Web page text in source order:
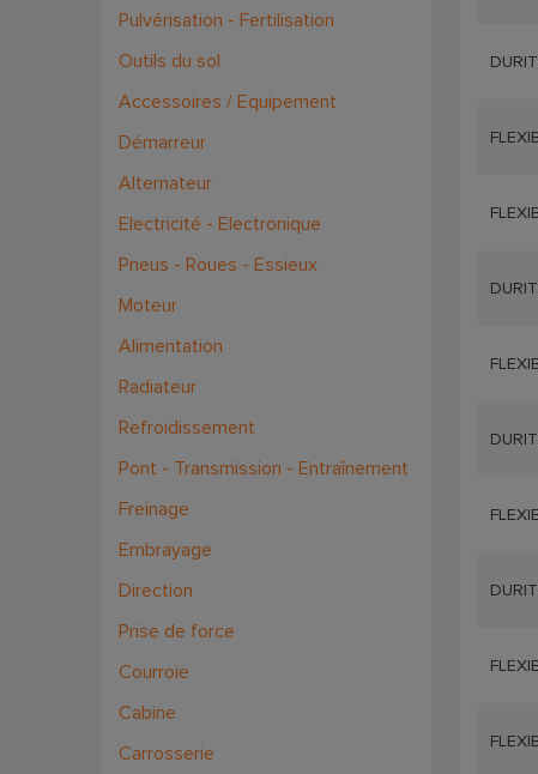
Pulvérisation - Fertilisation
Outils du sol
Accessoires / Equipement
Démarreur
Alternateur
Electricité - Electronique
Pneus - Roues - Essieux
Moteur
Alimentation
Radiateur
Refroidissement
Pont - Transmission - Entraînement
Freinage
Embrayage
Direction
Prise de force
Courroie
Cabine
Carrosserie